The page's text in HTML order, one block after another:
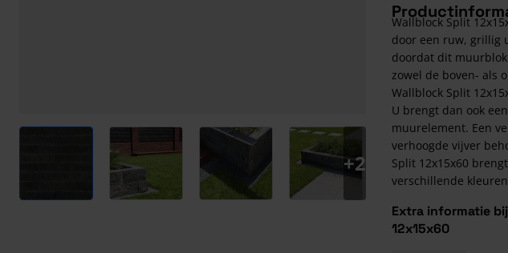
View larger imageView larger imageView larger image
+2
Wallblock Split
door een ruw, grillig
doordat dit
zowel de boven- als
Wallblock Split
U brengt dan ook
muurelement. Een
verhoogde vijver
Split 12x15x60
verschillende
Extra informatie
12x15x60